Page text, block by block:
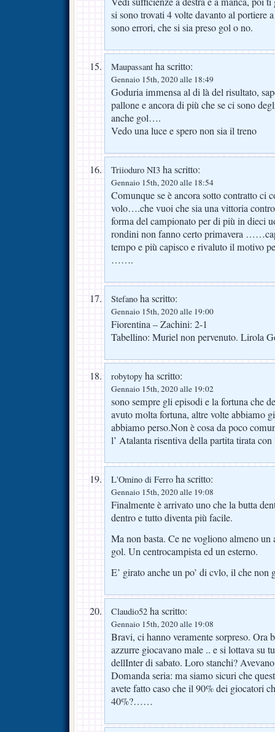
si sono trovati 4 volte davanto al portiere
sono errori, che si sia preso gol o no.
Maupassant ha scritto:
Gennaio 15th, 2020 alle 18:49
Goduria immensa al di là del risultato,
pallone e ancora di più che se ci sono
anche gol….
Vedo una luce e spero non sia il treno
Triioduro NI3 ha scritto:
Gennaio 15th, 2020 alle 18:54
Comunque se è ancora sotto contratto ci
volo….che vuoi che sia una vittoria
forma del campionato per di più in dieci
rondini non fanno certo primavera
tempo e più capisco e rivaluto il motivo
…….
Stefano ha scritto:
Gennaio 15th, 2020 alle 19:00
Fiorentina – Zachini: 2-1
Tabellino: Muriel non pervenuto. Lirola
robytopy ha scritto:
Gennaio 15th, 2020 alle 19:02
sono sempre gli episodi e la fortuna che
avuto molta fortuna, altre volte abbiamo
abbiamo perso.Non è cosa da poco
l’ Atalanta risentiva della partita tirata con
L'Omino di Ferro ha scritto:
Gennaio 15th, 2020 alle 19:08
Finalmente è arrivato uno che la butta
dentro e tutto diventa più facile.
Ma non basta. Ce ne vogliono almeno
gol. Un centrocampista ed un esterno.
E’ girato anche un po’ di cvlo, il che
Claudio52 ha scritto:
Gennaio 15th, 2020 alle 19:08
Bravi, ci hanno veramente sorpreso. Ora
azzurre giocavano male .. e si lottava su
dellInter di sabato. Loro stanchi?
Domanda seria: ma siamo sicuri che
avete fatto caso che il 90% dei giocatori
40%?……